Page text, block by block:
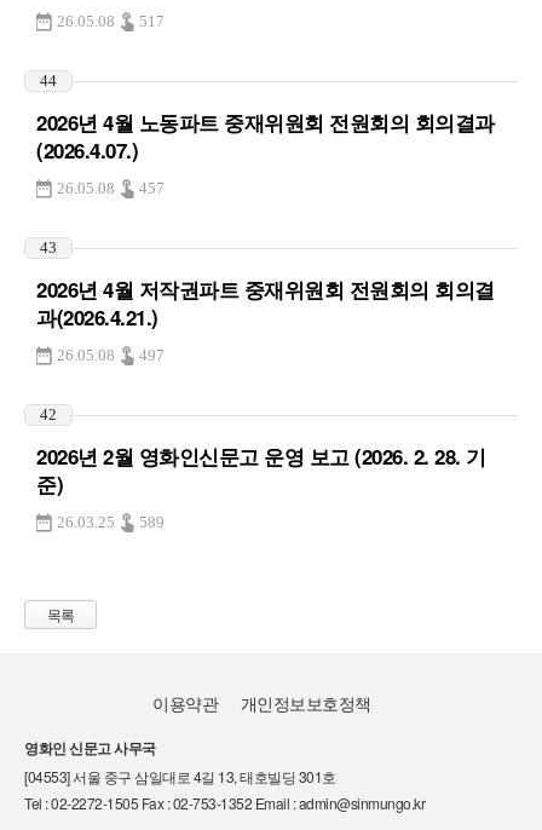
26.05.08 517
44
2026년 4월 노동파트 중재위원회 전원회의 회의결과
(2026.4.07.)
26.05.08 457
43
2026년 4월 저작권파트 중재위원회 전원회의 회의결
과(2026.4.21.)
26.05.08 497
42
2026년 2월 영화인신문고 운영 보고 (2026. 2. 28. 기
준)
26.03.25 589
목록
이용약관 개인정보보호정책
영화인 신문고 사무국
[04553] 서울 중구 삼일대로 4길 13, 태호빌딩 301호
Tel : 02-2272-1505 Fax : 02-753-1352 Email : admin@sinmungo.kr